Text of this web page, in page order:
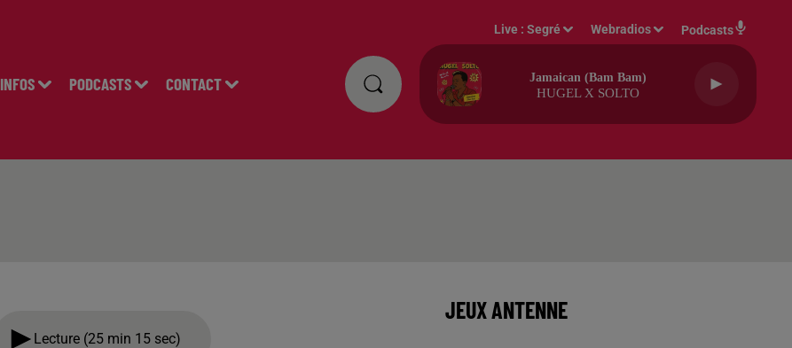
INFOS PODCASTS CONTACT
Live :Segré Webradios Podcasts
Jamaican (bam Bam)
HUGEL X SOLTO
Lecture (25 min 15 sec)
JEUX ANTENNE